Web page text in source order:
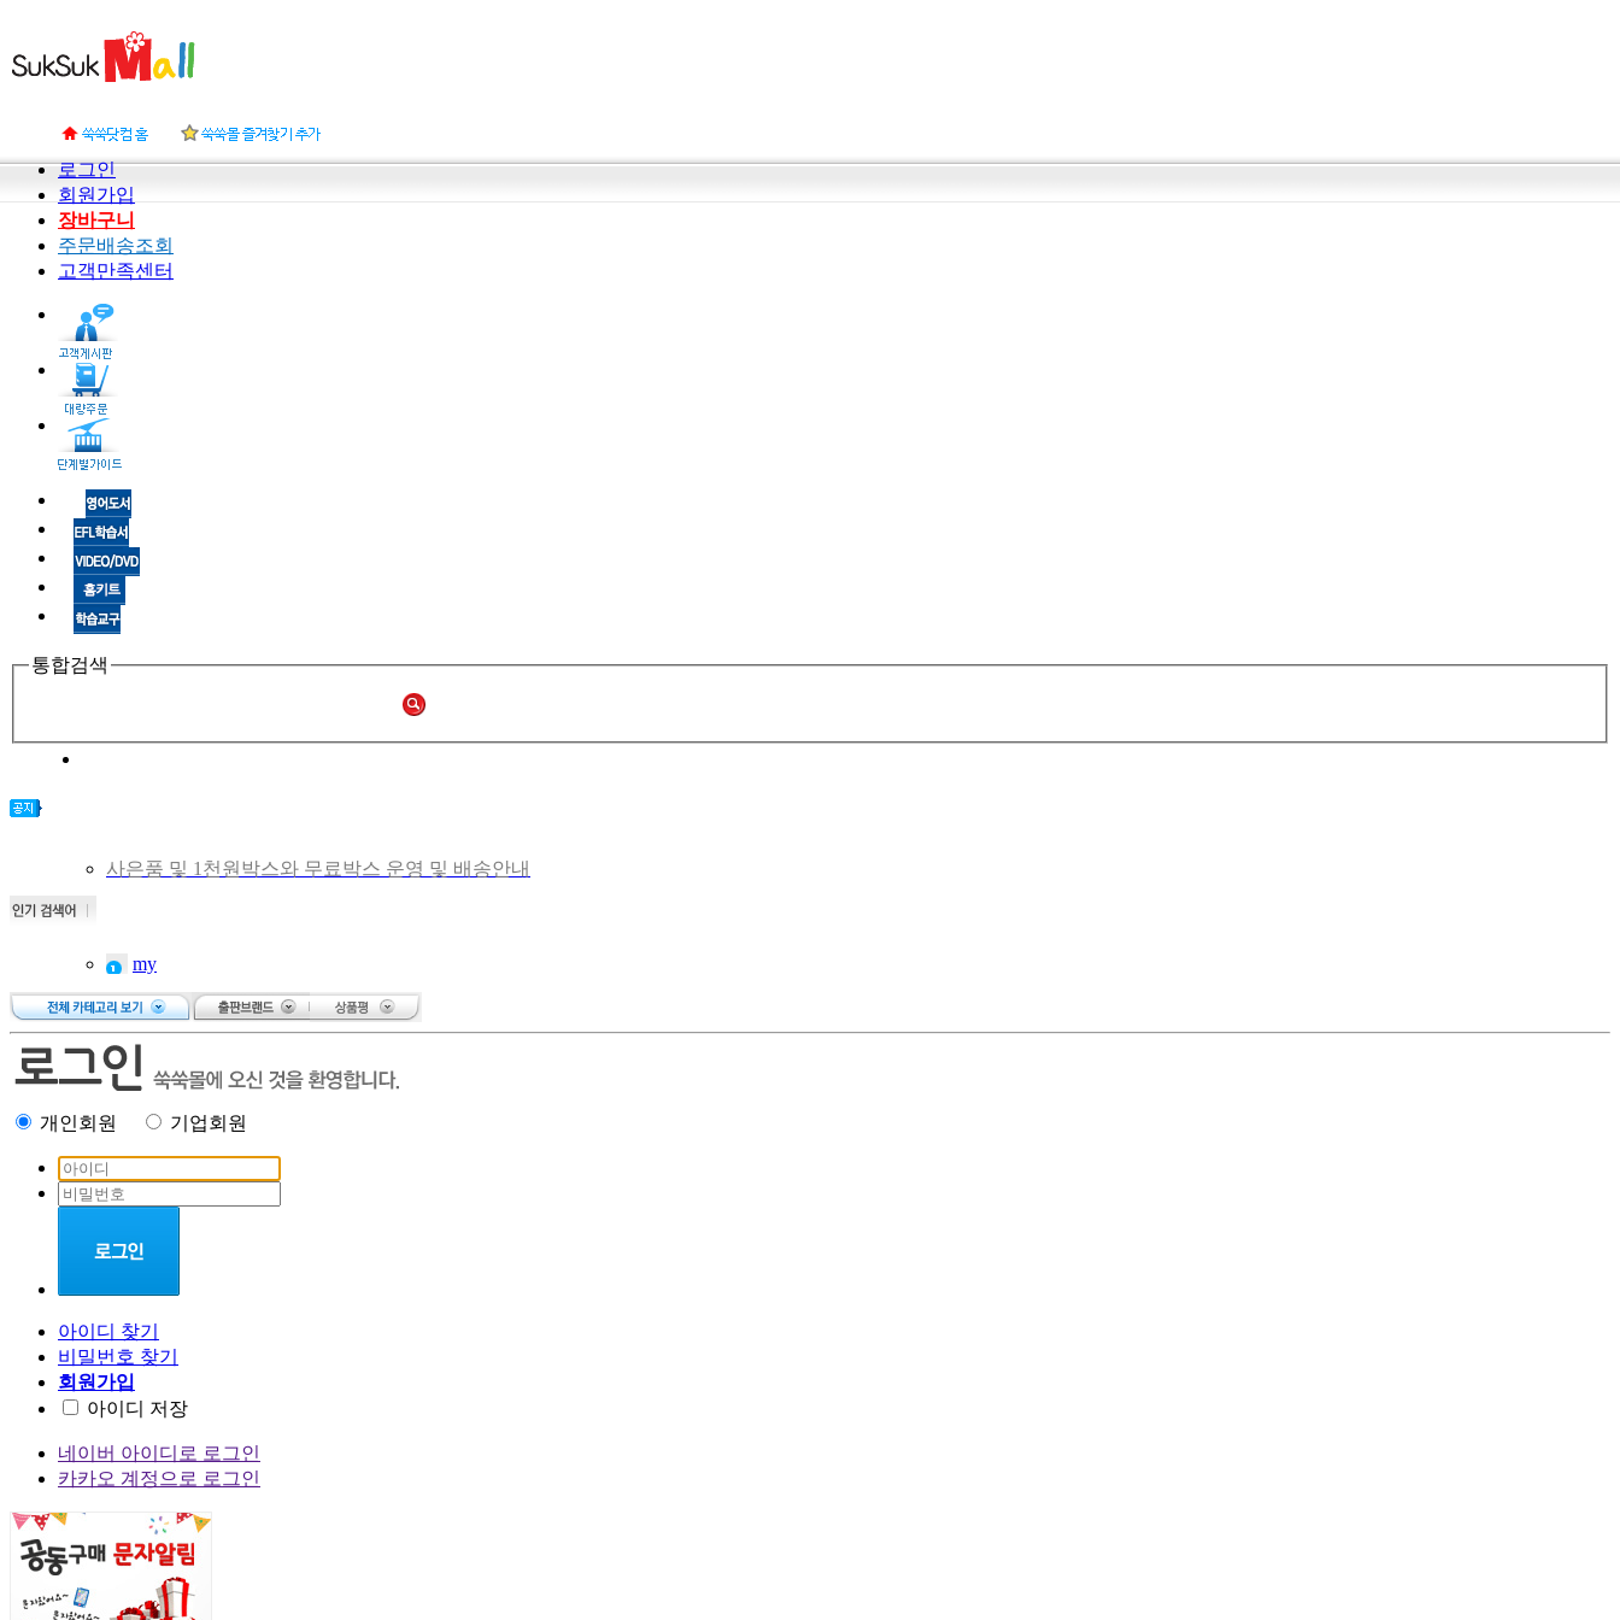
로그인
회원가입
장바구니
주문배송조회
고객만족센터
통합검색
사은품 및 1천원박스와 무료박스 운영 및 배송안내
[중고샵] 명절 편의점 택배 배송안내
[중고샵] 2019년 11월 무이자 할부 안내
my
first
저니
스
Baby
my
first
dictionary
baby
개인회원 기업회원
아이디 찾기
비밀번호 찾기
회원가입
아이디 저장
네이버 아이디로 로그인
카카오 계정으로 로그인